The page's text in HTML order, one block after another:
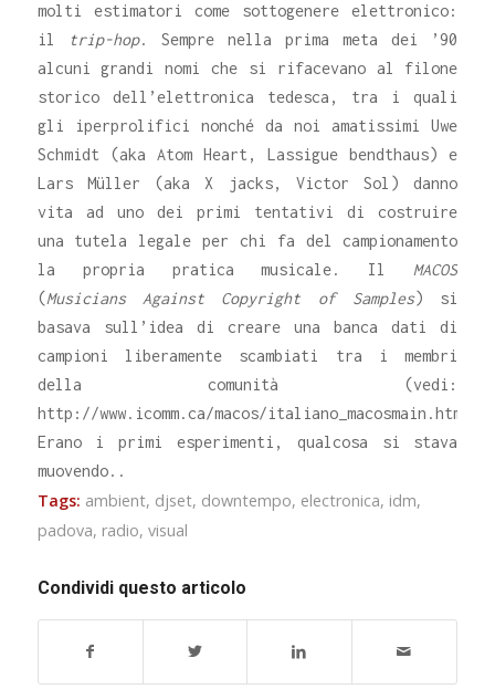
molti estimatori come sottogenere elettronico:
il
trip-hop. Sempre nella prima meta dei ’90
alcuni grandi nomi che si rifacevano al filone
storico dell’elettronica tedesca, tra i quali
gli iperprolifici nonché da noi amatissimi Uwe
Schmidt (aka Atom Heart, Lassigue bendthaus) e
Lars Müller (aka X jacks, Victor Sol) danno
vita ad uno dei primi tentativi di costruire
una tutela legale per chi fa del campionamento
la propria pratica musicale. Il MACOS
(Musicians Against Copyright of Samples) si
basava sull’idea di creare una banca dati di
campioni liberamente scambiati tra i membri
della comunità (vedi:
http://www.icomm.ca/macos/italiano_macosmain.html).
Erano i primi esperimenti, qualcosa si stava
muovendo..
Tags: ambient, djset, downtempo, electronica, idm,
padova, radio, visual
Condividi questo articolo